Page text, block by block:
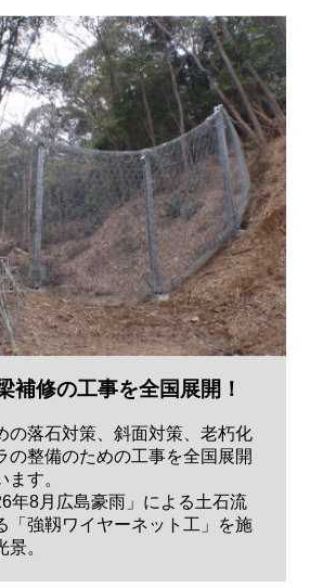
補修の工事を全国展開！
の落石対策、斜面対策、老朽化
の整備のための工事を全国展開
す。
年8月広島豪雨」による土石流
「強靱ワイヤーネット工」を施
。